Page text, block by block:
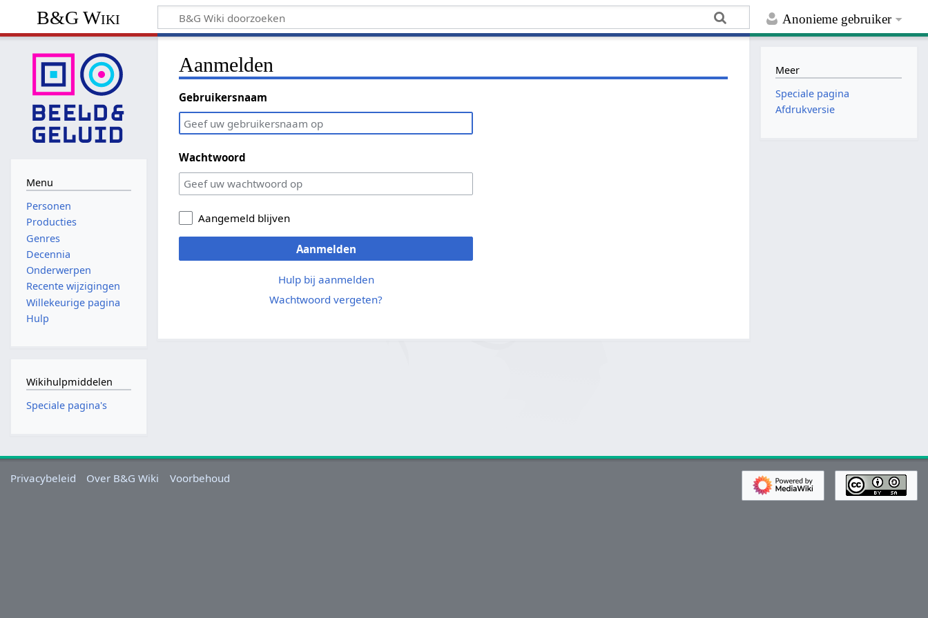
Anonieme gebruiker
B&G Wiki
Aanmelden
Gebruikersnaam
Wachtwoord
Aangemeld blijven
Aanmelden
Hulp bij aanmelden
Wachtwoord vergeten?
Menu
Personen
Producties
Genres
Decennia
Onderwerpen
Recente wijzigingen
Willekeurige pagina
Hulp
Wikihulpmiddelen
Speciale pagina's
Meer
Speciale pagina
Afdrukversie
Privacybeleid Over B&G Wiki Voorbehoud